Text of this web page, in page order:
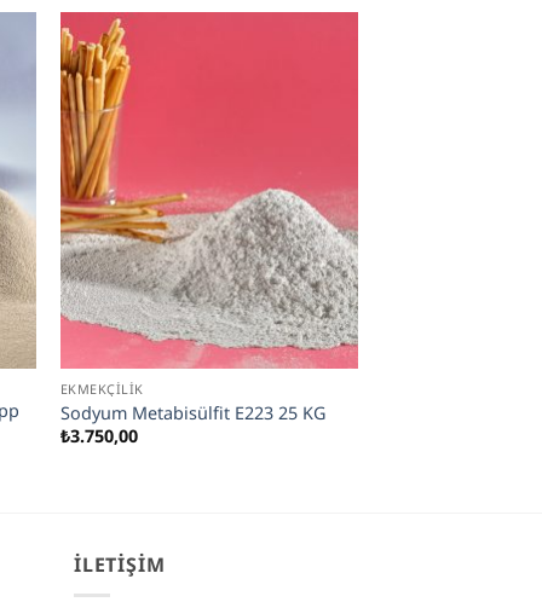
EKMEKÇILIK
Sodyum Metabisülfit E223 25 KG
₺3.750,00
İLETIŞIM